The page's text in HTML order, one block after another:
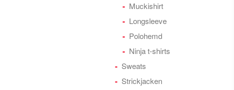
Muckishirt
Longsleeve
Polohemd
Ninja t-shirts
Sweats
Strickjacken